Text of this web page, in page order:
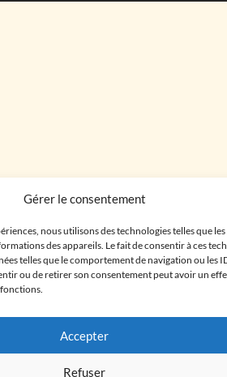
Gérer le consentement
nous utilisons des technologies telles que
des appareils. Le fait de consentir à ces
telles que le comportement de navigation ou les
ou de retirer son consentement peut avoir un
Accepter
Refuser